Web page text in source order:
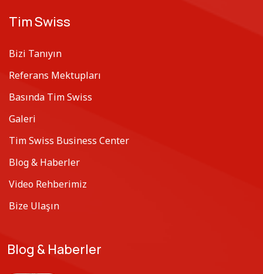
Tim Swiss
Bizi Tanıyın
Referans Mektupları
Basında Tim Swiss
Galeri
Tim Swiss Business Center
Blog & Haberler
Video Rehberimiz
Bize Ulaşın
Blog & Haberler